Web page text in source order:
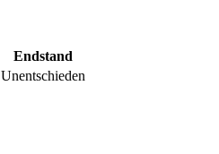
Endstand
Unentschieden